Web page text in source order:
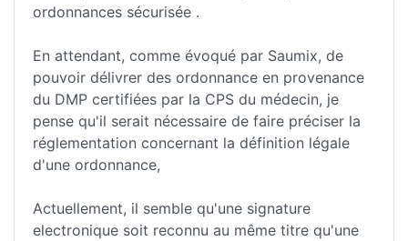
ordonnances sécurisée .
En attendant, comme évoqué par Saumix, de
pouvoir délivrer des ordonnance en provenance
du DMP certifiées par la CPS du médecin, je
pense qu'il serait nécessaire de faire préciser la
réglementation concernant la définition légale
d'une ordonnance,
Actuellement, il semble qu'une signature
electronique soit reconnu au même titre qu'une